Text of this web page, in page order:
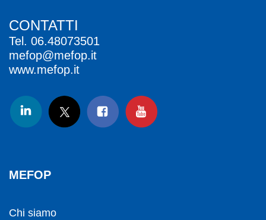
CONTATTI
Tel. 06.48073501
mefop@mefop.it
www.mefop.it
MEFOP
Chi siamo